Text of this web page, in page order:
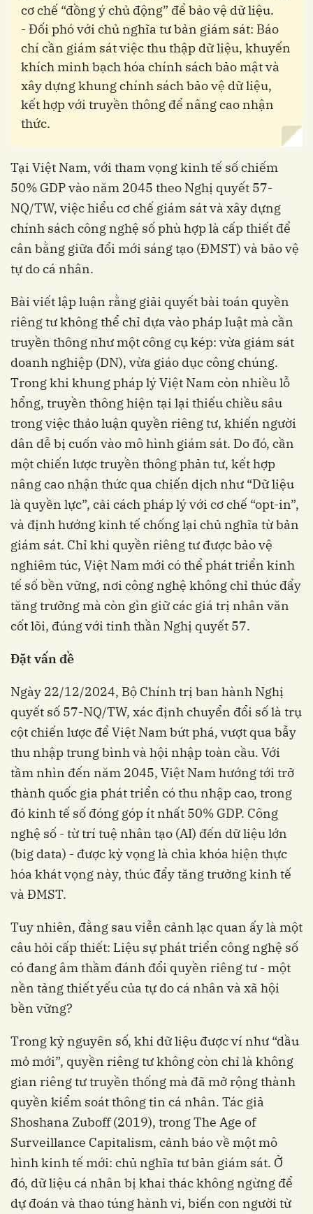
cơ chế “đồng ý chủ động” để bảo vệ dữ liệu.
- Đối phó với chủ nghĩa tư bản giám sát: Báo
chí cần giám sát việc thu thập dữ liệu, khuyến
khích minh bạch hóa chính sách bảo mật và
xây dựng khung chính sách bảo vệ dữ liệu,
kết hợp với truyền thông để nâng cao nhận
thức.
Tại Việt Nam, với tham vọng kinh tế số chiếm
50% GDP vào năm 2045 theo Nghị quyết 57-
NQ/TW, việc hiểu cơ chế giám sát và xây dựng
chính sách công nghệ số phù hợp là cấp thiết để
cân bằng giữa đổi mới sáng tạo (ĐMST) và bảo vệ
tự do cá nhân.
Bài viết lập luận rằng giải quyết bài toán quyền
riêng tư không thể chỉ dựa vào pháp luật mà cần
truyền thông như một công cụ kép: vừa giám sát
doanh nghiệp (DN), vừa giáo dục công chúng.
Trong khi khung pháp lý Việt Nam còn nhiều lỗ
hổng, truyền thông hiện tại lại thiếu chiều sâu
trong việc thảo luận quyền riêng tư, khiến người
dân dễ bị cuốn vào mô hình giám sát. Do đó, cần
một chiến lược truyền thông phản tư, kết hợp
nâng cao nhận thức qua chiến dịch như “Dữ liệu
là quyền lực”, cải cách pháp lý với cơ chế “opt-in”,
và định hướng kinh tế chống lại chủ nghĩa từ bản
giám sát. Chỉ khi quyền riêng tư được bảo vệ
nghiêm túc, Việt Nam mới có thể phát triển kinh
tế số bền vững, nơi công nghệ không chỉ thúc đẩy
tăng trưởng mà còn gìn giữ các giá trị nhân văn
cốt lõi, đúng với tinh thần Nghị quyết 57.
Đặt vấn đề
Ngày 22/12/2024, Bộ Chính trị ban hành Nghị
quyết số 57-NQ/TW, xác định chuyển đổi số là trụ
cột chiến lược để Việt Nam bứt phá, vượt qua bẫy
thu nhập trung bình và hội nhập toàn cầu. Với
tầm nhìn đến năm 2045, Việt Nam hướng tới trở
thành quốc gia phát triển có thu nhập cao, trong
đó kinh tế số đóng góp ít nhất 50% GDP. Công
nghệ số - từ trí tuệ nhân tạo (AI) đến dữ liệu lớn
(big data) - được kỳ vọng là chìa khóa hiện thực
hóa khát vọng này, thúc đẩy tăng trưởng kinh tế
và ĐMST.
Tuy nhiên, đằng sau viễn cảnh lạc quan ấy là một
câu hỏi cấp thiết: Liệu sự phát triển công nghệ số
có đang âm thầm đánh đổi quyền riêng tư - một
nền tảng thiết yếu của tự do cá nhân và xã hội
bền vững?
Trong kỷ nguyên số, khi dữ liệu được ví như “dầu
mỏ mới”, quyền riêng tư không còn chỉ là không
gian riêng tư truyền thống mà đã mở rộng thành
quyền kiểm soát thông tin cá nhân. Tác giả
Shoshana Zuboff (2019), trong The Age of
Surveillance Capitalism, cảnh báo về một mô
hình kinh tế mới: chủ nghĩa tư bản giám sát. Ở
đó, dữ liệu cá nhân bị khai thác không ngừng để
dự đoán và thao túng hành vi, biến con người từ